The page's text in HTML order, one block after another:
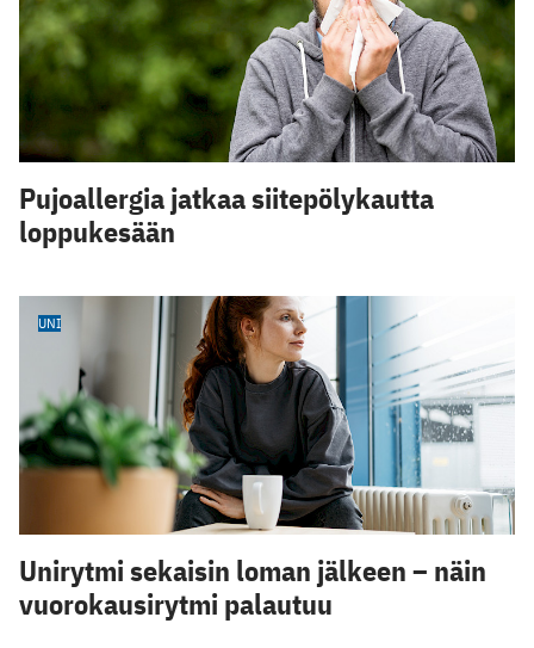
Pujoallergia jatkaa siitepölykautta
loppukesään
UNI
Unirytmi sekaisin loman jälkeen – näin
vuorokausirytmi palautuu